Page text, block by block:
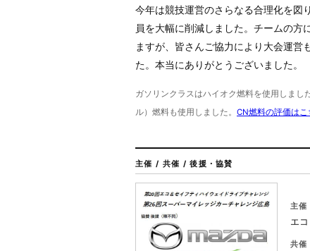
今年は競技運営のさらなる合理化を図
員を大幅に削減しました。チームの方
ますが、皆さんご協力により大会運営
た。本当にありがとうございました。
ガソリンクラスはハイオク燃料を使用しまし
ル）燃料も使用しました。 CN燃料の評価はこ
主催 / 共催 / 後援・協賛
主催
エ
共催